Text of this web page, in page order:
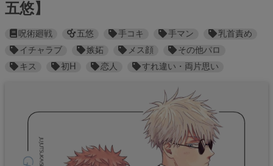
五悠】
呪術廻戦 五悠 手コキ 手マン
乳首責め
イチャラブ
嫉妬 メス顔
その他パロ
キス
初H 恋人 すれ違い・両片思い